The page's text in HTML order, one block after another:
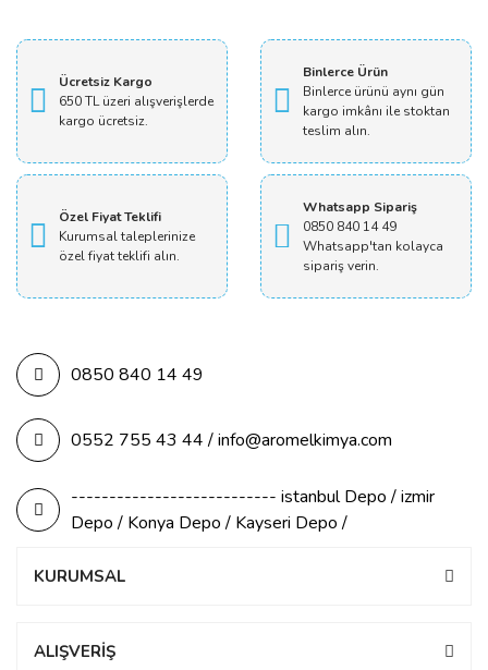
Ücretsiz Kargo
650 TL üzeri alışverişlerde
kargo ücretsiz.
Binlerce Ürün
Binlerce ürünü aynı gün
kargo imkânı ile stoktan
teslim alın.
Özel Fiyat Teklifi
Kurumsal taleplerinize
özel fiyat teklifi alın.
Whatsapp Sipariş
0850 840 14 49
Whatsapp'tan kolayca
sipariş verin.
0850 840 14 49
0552 755 43 44 / info@aromelkimya.com
--------------------------- istanbul Depo / izmir
Depo / Konya Depo / Kayseri Depo /
KURUMSAL
ALIŞVERİŞ